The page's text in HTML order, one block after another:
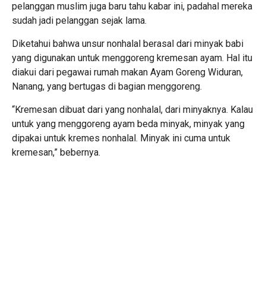
pelanggan muslim juga baru tahu kabar ini, padahal mereka
sudah jadi pelanggan sejak lama.
Diketahui bahwa unsur nonhalal berasal dari minyak babi
yang digunakan untuk menggoreng kremesan ayam. Hal itu
diakui dari pegawai rumah makan Ayam Goreng Widuran,
Nanang, yang bertugas di bagian menggoreng.
“Kremesan dibuat dari yang nonhalal, dari minyaknya. Kalau
untuk yang menggoreng ayam beda minyak, minyak yang
dipakai untuk kremes nonhalal. Minyak ini cuma untuk
kremesan,” bebernya.